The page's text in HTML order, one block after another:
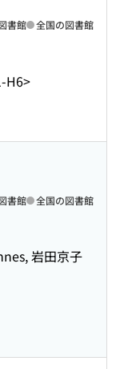
H6>
書館 全国の図書館
岩田京子
書館 全国の図書館